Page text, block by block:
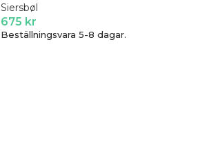
Siersbøl
675 kr
Beställningsvara 5-8 dagar.